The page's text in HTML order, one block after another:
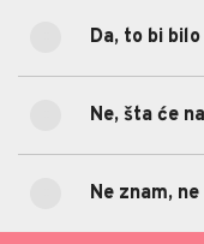
Ne znam, ne bi bilo
Da, to bi
Ne, šta će
Ne znam,